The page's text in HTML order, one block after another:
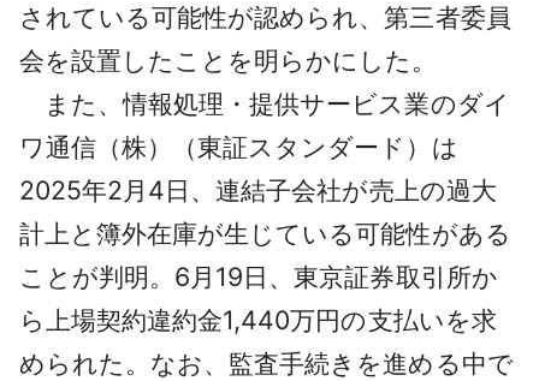
されている可能性が認められ、第三者委員
会を設置したことを明らかにした。
また、情報処理・提供サービス業のダイ
ワ通信（株）（東証スタンダード）は
2025年2月4日、連結子会社が売上の過大
計上と簿外在庫が生じている可能性がある
ことが判明。6月19日、東京証券取引所か
ら上場契約違約金1,440万円の支払いを求
められた。なお、監査手続きを進める中で